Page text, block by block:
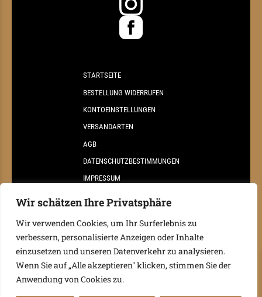
Wir schätzen Ihre Privatsphäre
Wir verwenden Cookies, um Ihr Surferlebnis zu
verbessern, personalisierte Anzeigen oder Inhalte
einzusetzen und unseren Datenverkehr zu analysieren.
Wenn Sie auf „Alle akzeptieren" klicken, stimmen Sie der
Anwendung von Cookies zu.
STARTSEITE
BESTELLUNG WIDERRUFEN
KONTOEINSTELLUNGEN
VERSANDARTEN
AGB
DATENSCHUTZBESTIMMUNGEN
IMPRESSUM